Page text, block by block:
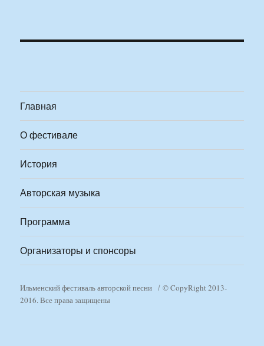
Главная
О фестивале
История
Авторская музыка
Программа
Организаторы и спонсоры
Ильменский фестиваль авторской песни
© CopyRight 2013-
2016. Все права защищены